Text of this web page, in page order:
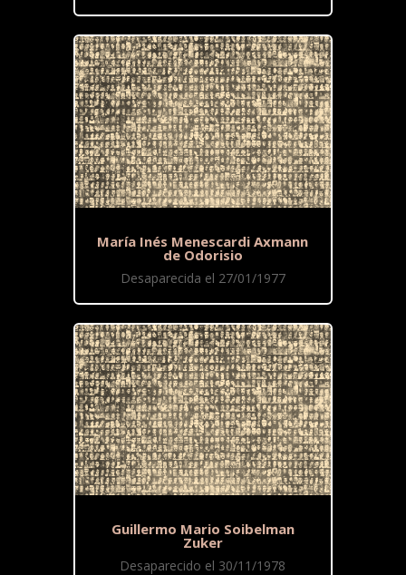
María Inés Menescardi Axmann
de Odorisio
Desaparecida el 27/01/1977
Guillermo Mario Soibelman
Zuker
Desaparecido el 30/11/1978